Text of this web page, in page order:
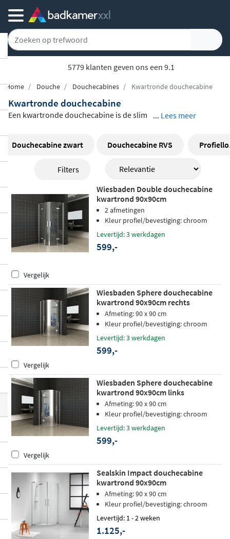
5779 klanten geven ons een 9.1
Home Douche Douchecabines Kwartronde douchecabine
Kwartronde douchecabine
Een kwartronde douchecabine is de slim
en van de hoek in je badkamer. In dit asso
rtiment vind je modellen van Wiesbaden,
zoals de Double en de Sphere, beide uitge
8 mm dik veiligheidsglas en ee
n antikalkbehandelingvoor eenvoudig on
derhoud. De cabines zijn verkrijgbaar in 9
0x90 cm en 100x100 cm, hebbenverstelba
re chroom aluminium profielenen zijn ge
schikt voor montage op zowel een douche
bak als een tegelvloer.
... Lees meer
Douchecabine zwart Douchecabine RVS
Filters
Wiesbaden Double douchecabine
kwartrond 90x90cm
2 afmetingen
Kleur profiel/bevestiging: chroom
Levertijd: 3 werkdagen
599,-
Vergelijk
Wiesbaden Sphere douchecabine
kwartrond 90x90cm rechts
Afmeting: 90 x 90 cm
Kleur profiel/bevestiging: chroom
Levertijd: 3 werkdagen
599,-
Vergelijk
Wiesbaden Sphere douchecabine
kwartrond 90x90cm links
Afmeting: 90 x 90 cm
Kleur profiel/bevestiging: chroom
Levertijd: 3 werkdagen
599,-
Vergelijk
Sealskin Impact douchecabine
kwartrond 90x90cm
Afmeting: 90 x 90 cm
Kleur profiel/bevestiging: chroom
Levertijd: 1 - 2 weken
1.125,-